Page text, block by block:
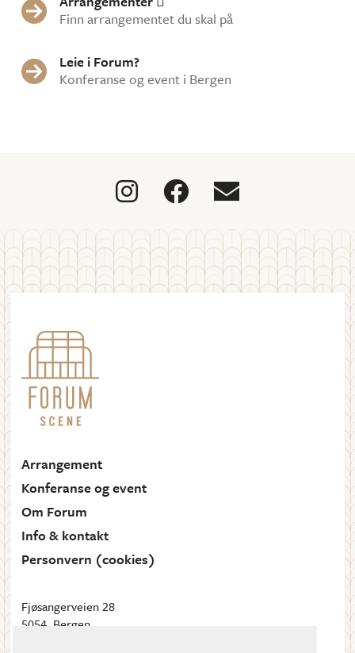

Finn arrangementet du skal på

Leie i Forum?
Konferanse og event i Bergen
  
Arrangement
Konferanse og event
Om Forum
Info & kontakt
Personvern (cookies)
Fjøsangerveien 28
5054, Bergen